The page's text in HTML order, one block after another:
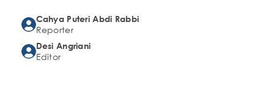
Cahya Puteri Abdi Rabbi
Reporter
Desi Angriani
Editor